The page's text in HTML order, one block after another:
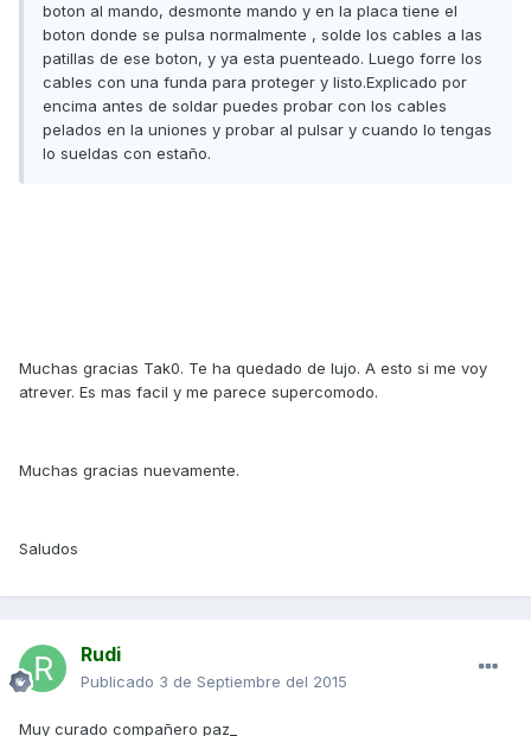
boton al mando, desmonte mando y en la placa tiene el
boton donde se pulsa normalmente , solde los cables a las
patillas de ese boton, y ya esta puenteado. Luego forre los
cables con una funda para proteger y listo.Explicado por
encima antes de soldar puedes probar con los cables
pelados en la uniones y probar al pulsar y cuando lo tengas
lo sueldas con estaño.
Muchas gracias Tak0. Te ha quedado de lujo. A esto si me voy
atrever. Es mas facil y me parece supercomodo.
Muchas gracias nuevamente.
Saludos
Rudi
Publicado 3 de Septiembre del 2015
Muy curado compañero paz_